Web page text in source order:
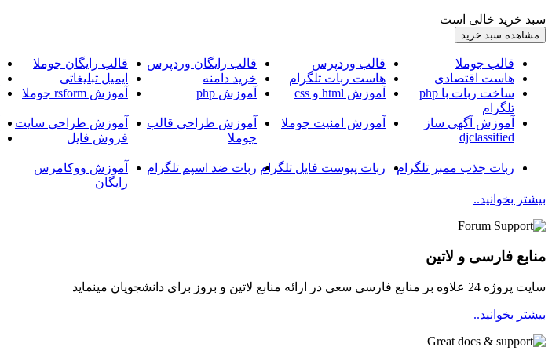
سبد خرید خالی است
قالب جوملا قالب وردپرس قالب رایگان وردپرس قالب رایگان جوملا
هاست اقتصادی
هاست ربات تلگرام خرید دامنه ایمیل تبلیغاتی
ساخت ربات با php
تلگرام
آموزش html و css آموزش php آموزش rsform جوملا
آموزش آگهی ساز
djclassified
آموزش امنیت جوملا
آموزش طراحی قالب
جوملا
آموزش طراحی سایت
فروش فایل
ربات جذب ممبر تلگرام
ربات پیوست فایل تلگرام ربات ضد اسپم تلگرام
آموزش ووکامرس
رایگان
بیشتر بخوانید..
منابع فارسی و لاتین
سایت پروژه 24 علاوه بر منابع فارسی سعی در ارائه منابع لاتین و بروز برای دانشجویان مینماید
بیشتر بخوانید..